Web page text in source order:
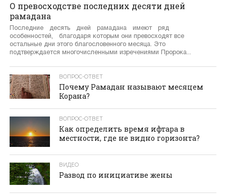
О превосходстве последних десяти дней
рамадана
Последние десять дней рамадана имеют ряд
особенностей, благодаря которым они превосходят все
остальные дни этого благословенного месяца. Это
подтверждается многочисленными изречениями Пророка...
ВОПРОС-ОТВЕТ
Почему Рамадан называют месяцем
Корана?
ВОПРОС-ОТВЕТ
Как определить время ифтара в
местности, где не видно горизонта?
ВИДЕО
Развод по инициативе жены